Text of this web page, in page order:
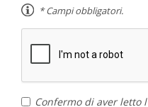
* Campi obbligatori.
Confermo di aver letto l'